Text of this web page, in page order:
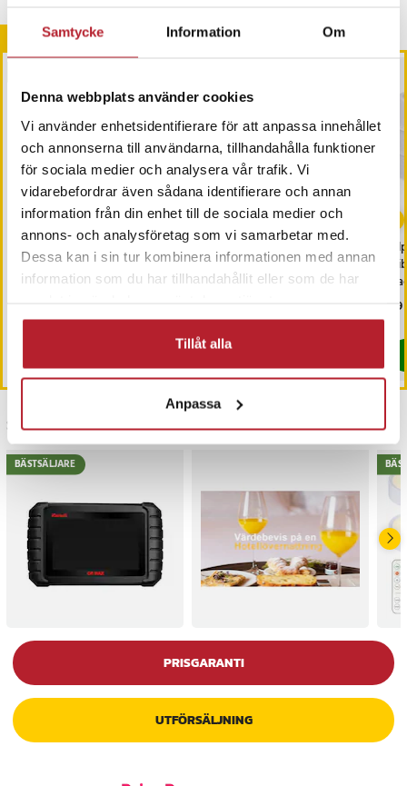
Samtycke Information Om
Denna webbplats använder cookies
Vi använder enhetsidentifierare för att anpassa innehållet
och annonserna till användarna, tillhandahålla funktioner
för sociala medier och analysera vår trafik. Vi
vidarebefordrar även sådana identifierare och annan
information från din enhet till de sociala medier och
annons- och analysföretag som vi samarbetar med.
Dessa kan i sin tur kombinera informationen med annan
information som du har tillhandahållit eller som de har
Tillåt alla
Anpassa
Andra köpte också
Trimmerhuvud för
näshår till Philips
OneBlade / näshårstrimmer /
I lager, levereras inom 1-2 vardagar
-33
2-Pack Solcellsdriven
djurskrämma med
ultraljud och rörelsedetektor
399 krTidigare pris:599 kr
I lager, levereras inom 1-2 vardagar
Senast besökta
BÄSTSÄLJARE
PRISGARANTI
UTFÖRSÄLJNING